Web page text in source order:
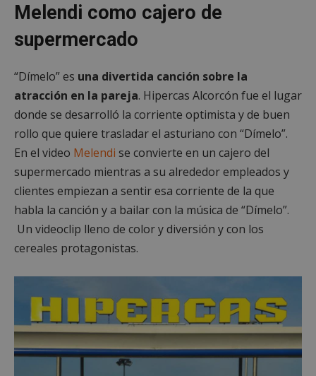
Melendi como cajero de
supermercado
“Dímelo” es una divertida canción sobre la
atracción en la pareja. Hipercas Alcorcón fue el lugar
donde se desarrolló la corriente optimista y de buen
rollo que quiere trasladar el asturiano con “Dímelo”.
En el video Melendi se convierte en un cajero del
supermercado mientras a su alrededor empleados y
clientes empiezan a sentir esa corriente de la que
habla la canción y a bailar con la música de “Dímelo”.
Un videoclip lleno de color y diversión y con los
cereales protagonistas.